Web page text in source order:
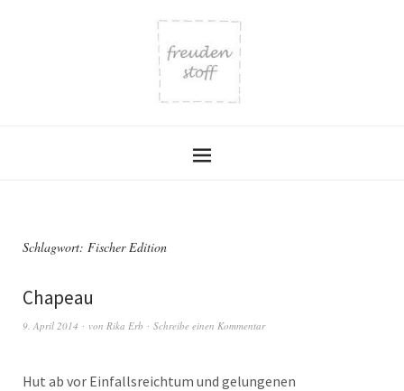
Schlagwort: Fischer Edition
Chapeau
9. April 2014 von Rika Erb Schreibe einen Kommentar
Hut ab vor Einfallsreichtum und gelungenen